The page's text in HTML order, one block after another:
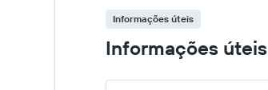
Informações úteis
Informações úteis